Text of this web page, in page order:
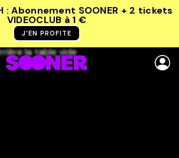
: Abonnement SOONER + 2 tickets
VIDEOCLUB à 1 €
J’EN PROFITE